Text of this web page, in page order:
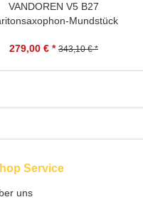
VANDOREN V5 B27
Mundstück
279,00 € * 343,10 € *
Service
uns